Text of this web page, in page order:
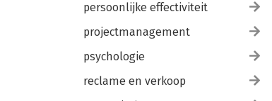
persoonlijke effectiviteit
projectmanagement
psychologie
reclame en verkoop